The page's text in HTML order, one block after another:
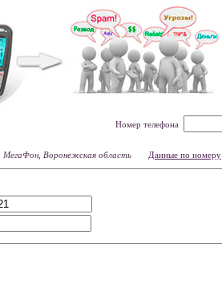
Номер телефона
МегаФон, Воронежская область Данные по номеру